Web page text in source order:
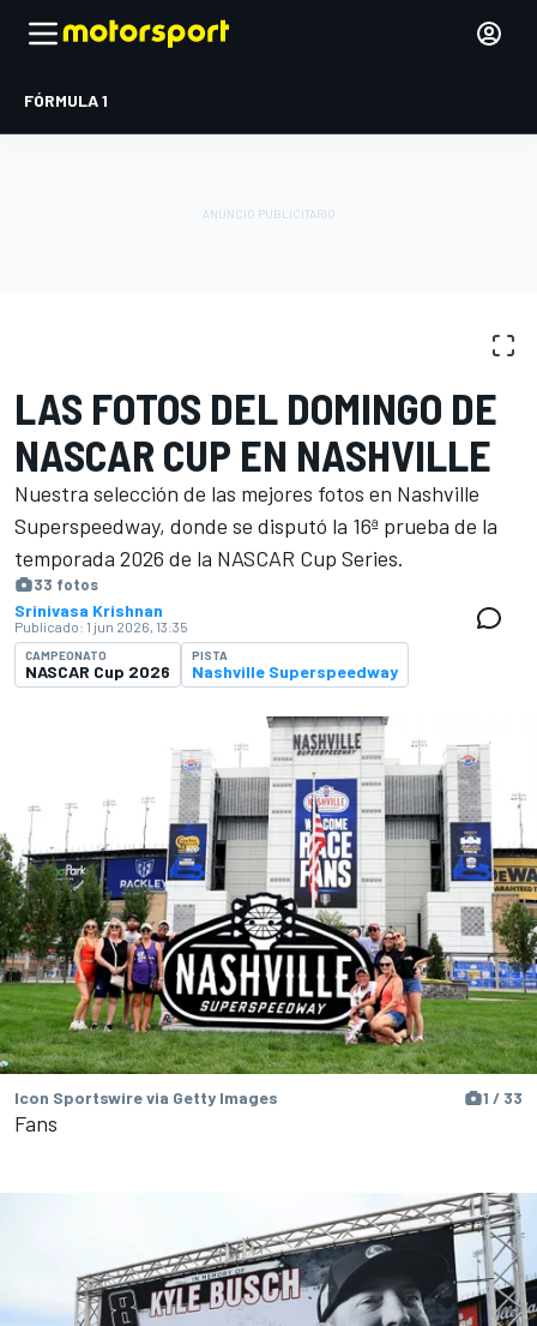
FÓRMULA 1
LAS FOTOS DEL DOMINGO DE
NASCAR CUP EN NASHVILLE
Nuestra selección de las mejores fotos en Nashville
Superspeedway, donde se disputó la 16ª prueba de la
temporada 2026 de la NASCAR Cup Series.
33 fotos
Srinivasa Krishnan
Publicado: 1 jun 2026, 13:35
CAMPEONATO
NASCAR Cup 2026
PISTA
Nashville Superspeedway
Icon Sportswire via Getty Images 1 / 33
Fans